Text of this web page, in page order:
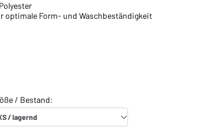
optimale Form- und Waschbeständigkeit